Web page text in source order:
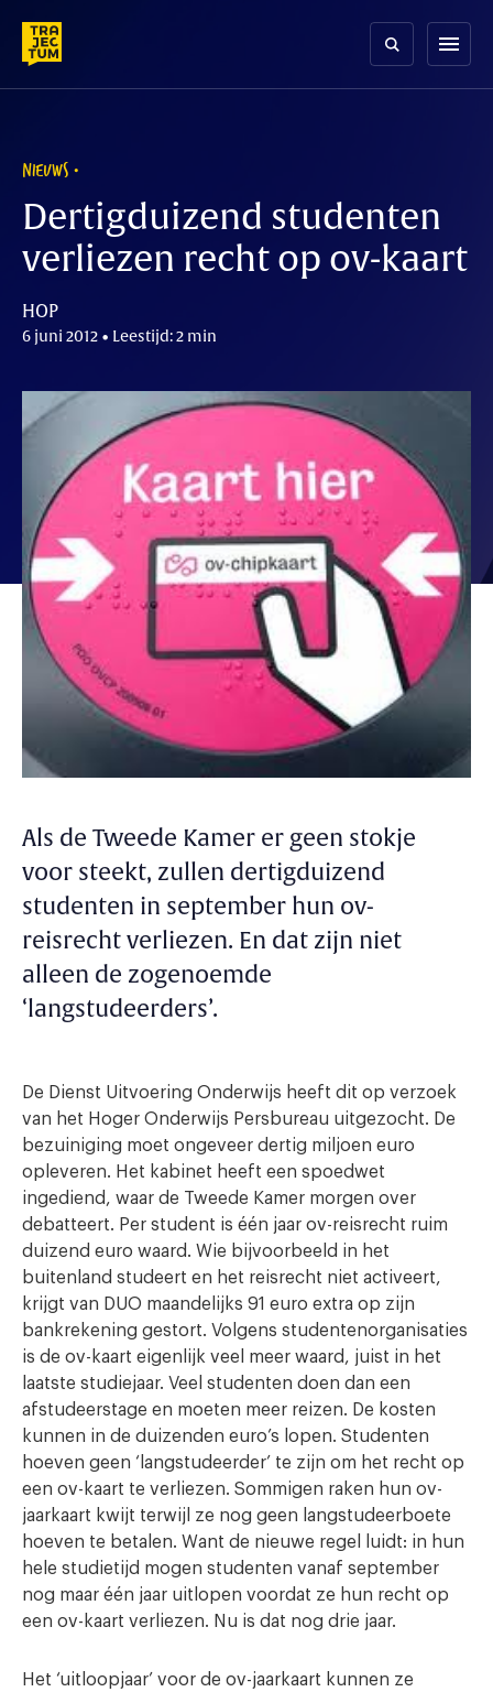
content
menu
NIEUWS
Dertigduizend studenten
verliezen recht op ov-kaart
HOP
6 juni 2012 • Leestijd: 2 min
Als de Tweede Kamer er geen stokje
voor steekt, zullen dertigduizend
studenten in september hun ov-
reisrecht verliezen. En dat zijn niet
alleen de zogenoemde
‘langstudeerders’.
De Dienst Uitvoering Onderwijs heeft dit op verzoek
van het Hoger Onderwijs Persbureau uitgezocht. De
bezuiniging moet ongeveer dertig miljoen euro
opleveren. Het kabinet heeft een spoedwet
ingediend, waar de Tweede Kamer morgen over
debatteert. Per student is één jaar ov-reisrecht ruim
duizend euro waard. Wie bijvoorbeeld in het
buitenland studeert en het reisrecht niet activeert,
krijgt van DUO maandelijks 91 euro extra op zijn
bankrekening gestort. Volgens studentenorganisaties
is de ov-kaart eigenlijk veel meer waard, juist in het
laatste studiejaar. Veel studenten doen dan een
afstudeerstage en moeten meer reizen. De kosten
kunnen in de duizenden euro’s lopen. Studenten
hoeven geen ‘langstudeerder’ te zijn om het recht op
een ov-kaart te verliezen. Sommigen raken hun ov-
jaarkaart kwijt terwijl ze nog geen langstudeerboete
hoeven te betalen. Want de nieuwe regel luidt: in hun
hele studietijd mogen studenten vanaf september
nog maar één jaar uitlopen voordat ze hun recht op
een ov-kaart verliezen. Nu is dat nog drie jaar.
Het ‘uitloopjaar’ voor de ov-jaarkaart kunnen ze